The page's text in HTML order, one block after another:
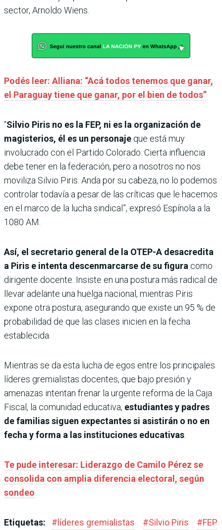
sector, Arnoldo Wiens.
Podés leer: Alliana: “Acá todos tenemos que ganar,
el Paraguay tiene que ganar, por el bien de todos”
“Silvio Piris no es la FEP, ni es la organización de
magisterios, él es un personaje que está muy
involucrado con el Partido Colorado. Cierta influencia
debe tener en la federación, pero a nosotros no nos
moviliza Silvio Piris. Anda por su cabeza, no lo podemos
controlar todavía a pesar de las críticas que le hacemos
en el marco de la lucha sindical”, expresó Espínola a la
1080 AM.
Así, el secretario general de la OTEP-A desacredita
a Piris e intenta descenmarcarse de su figura como
dirigente docente. Insiste en una postura más radical de
llevar adelante una huelga nacional, mientras Piris
expone otra postura, asegurando que existe un 95 % de
probabilidad de que las clases inicien en la fecha
establecida.
Mientras se da esta lucha de egos entre los principales
líderes gremialistas docentes, que bajo presión y
amenazas intentan frenar la urgente reforma de la Caja
Fiscal, la comunidad educativa, estudiantes y padres
de familias siguen expectantes si asistirán o no en
fecha y forma a las instituciones educativas
Te pude interesar: Liderazgo de Camilo Pérez se
consolida con amplia diferencia electoral, según
sondeo
Etiquetas: # líderes gremialistas #Silvio Piris #FEP